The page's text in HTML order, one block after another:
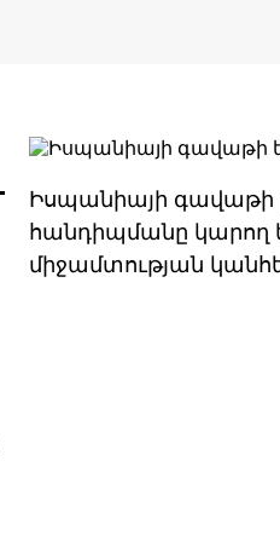
Իսպանիայի գավաթի
հանդիպմանը կարող
միջամտության